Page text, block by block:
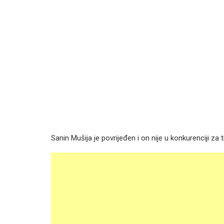
Sanin Mušija je povrijeđen i on nije u konkurenciji za